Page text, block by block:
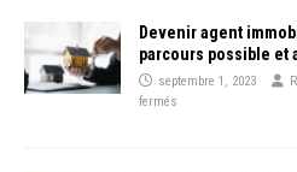
Devenir agent
parcours possible et
septembre 1, 2023
fermés